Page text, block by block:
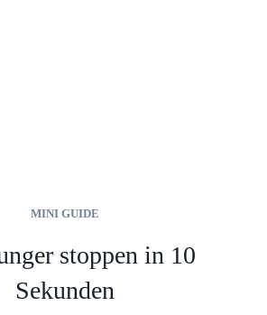
MINI GUIDE
stoppen in 10
Sekunden